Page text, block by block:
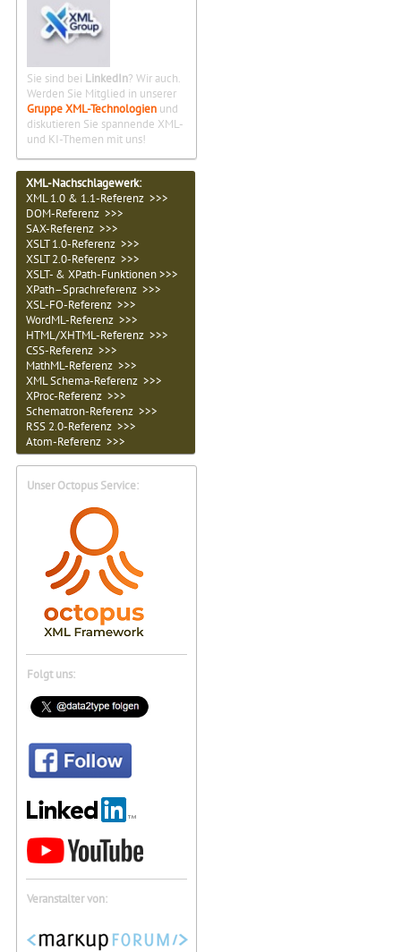
Sie sind bei LinkedIn? Wir auch.
Werden Sie Mitglied in unserer
Gruppe XML-Technologien und
diskutieren Sie spannende XML-
und KI-Themen mit uns!
XML-Nachschlagewerk:
XML 1.0 & 1.1-Referenz >>>
DOM-Referenz >>>
SAX-Referenz >>>
XSLT 1.0-Referenz >>>
XSLT 2.0-Referenz >>>
XSLT- & XPath-Funktionen >>>
XPath–Sprachreferenz >>>
XSL-FO-Referenz >>>
WordML-Referenz >>>
HTML/XHTML-Referenz >>>
CSS-Referenz >>>
MathML-Referenz >>>
XML Schema-Referenz >>>
XProc-Referenz >>>
Schematron-Referenz >>>
RSS 2.0-Referenz >>>
Atom-Referenz >>>
Unser Octopus Service:
Folgt uns:
Veranstalter von: